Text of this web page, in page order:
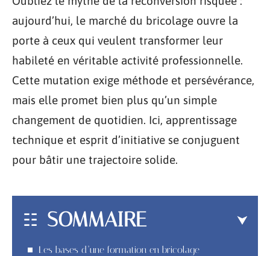
aujourd’hui, le marché du bricolage ouvre la
porte à ceux qui veulent transformer leur
habileté en véritable activité professionnelle.
Cette mutation exige méthode et persévérance,
mais elle promet bien plus qu’un simple
changement de quotidien. Ici, apprentissage
technique et esprit d’initiative se conjuguent
pour bâtir une trajectoire solide.
SOMMAIRE
Les bases d’une formation en bricolage